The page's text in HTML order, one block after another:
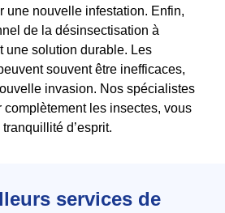
une nouvelle infestation. Enfin,
de la désinsectisation à
une solution durable. Les
souvent être inefficaces,
invasion. Nos spécialistes
complètement les insectes, vous
d’esprit.
services de